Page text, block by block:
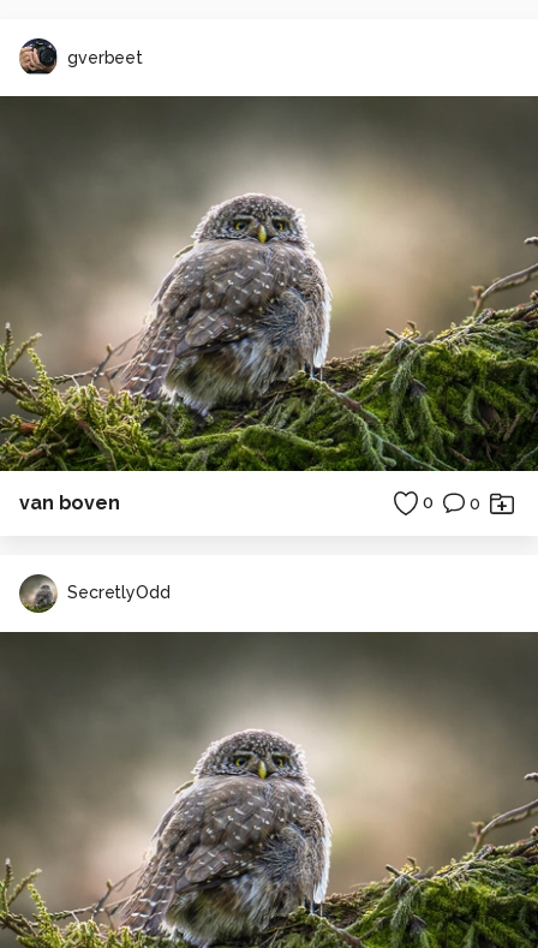
gverbeet
van boven 0 0
SecretlyOdd